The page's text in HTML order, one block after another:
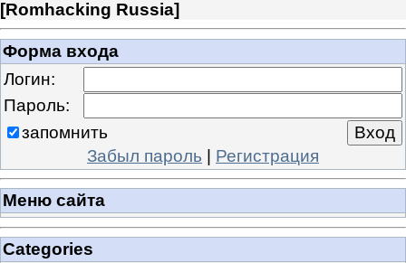
[Romhacking Russia]
Форма входа
Логин:
Пароль:
запомнить
Забыл пароль | Регистрация
Меню сайта
Categories